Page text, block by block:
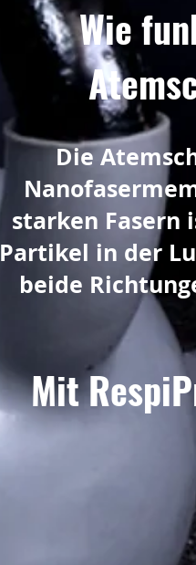
Wie
Die
starken Fasern
Partikel in der
beide
Mit